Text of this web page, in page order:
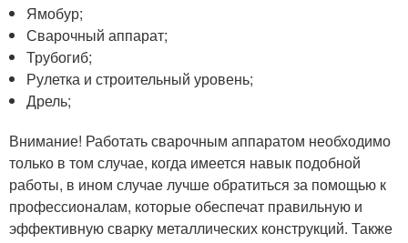
Ямобур;
Сварочный аппарат;
Трубогиб;
Рулетка и строительный уровень;
Дрель;
Внимание! Работать сварочным аппаратом необходимо
только в том случае, когда имеется навык подобной
работы, в ином случае лучше обратиться за помощью к
профессионалам, которые обеспечат правильную и
эффективную сварку металлических конструкций. Также